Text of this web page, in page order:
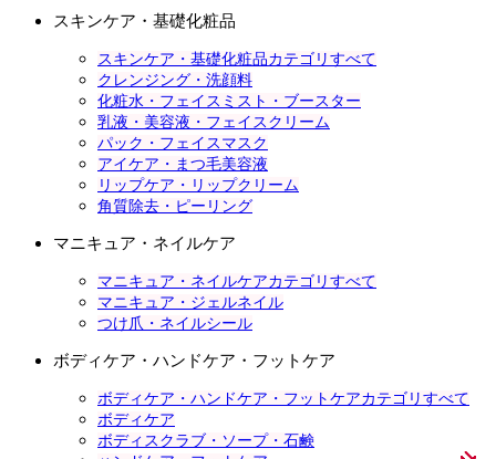
スキンケア・基礎化粧品
スキンケア・基礎化粧品カテゴリすべて
クレンジング・洗顔料
化粧水・フェイスミスト・ブースター
乳液・美容液・フェイスクリーム
パック・フェイスマスク
アイケア・まつ毛美容液
リップケア・リップクリーム
角質除去・ピーリング
マニキュア・ネイルケア
マニキュア・ネイルケアカテゴリすべて
マニキュア・ジェルネイル
つけ爪・ネイルシール
ボディケア・ハンドケア・フットケア
ボディケア・ハンドケア・フットケアカテゴリすべて
ボディケア
ボディスクラブ・ソープ・石鹸